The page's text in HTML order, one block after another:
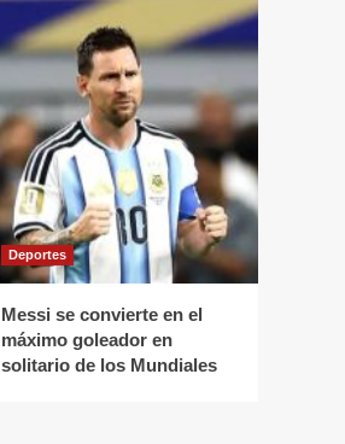
Deportes
Messi se convierte en el
máximo goleador en
solitario de los Mundiales